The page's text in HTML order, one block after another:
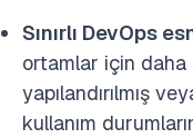
Sınırlı DevOps
ortamlar için daha
yapılandırılmış
kullanım